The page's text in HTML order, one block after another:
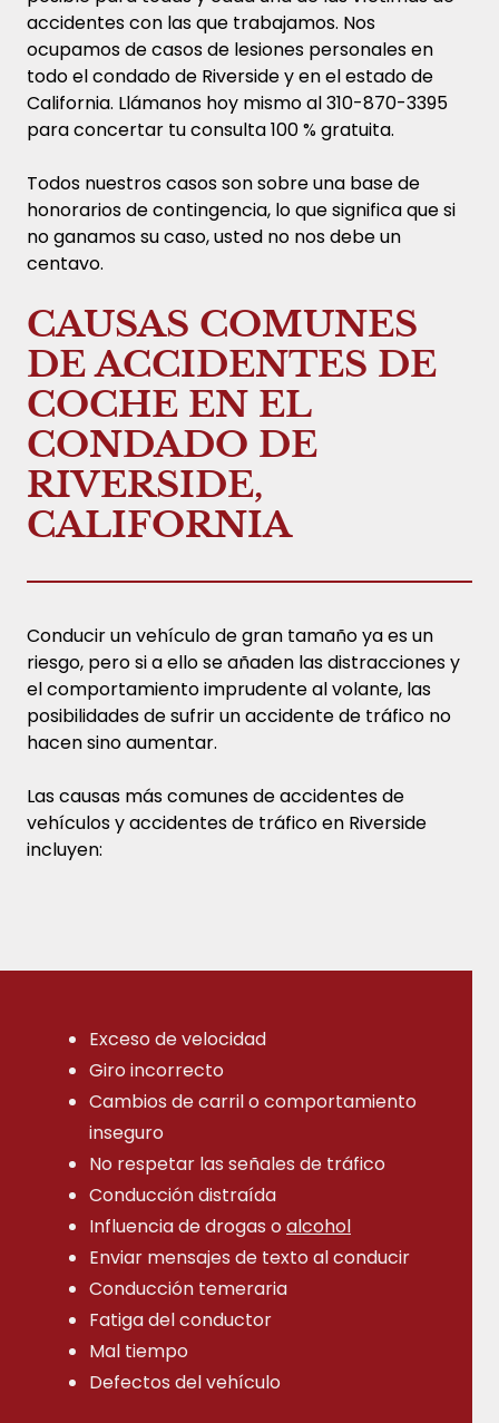
accidentes con las que trabajamos. Nos
ocupamos de casos de lesiones personales en
todo el condado de Riverside y en el estado de
California. Llámanos hoy mismo al 310-870-3395
para concertar tu consulta 100 % gratuita.
Todos nuestros casos son sobre una base de
honorarios de contingencia, lo que significa que si
no ganamos su caso, usted no nos debe un
centavo.
CAUSAS COMUNES
DE ACCIDENTES DE
COCHE EN EL
CONDADO DE
RIVERSIDE,
CALIFORNIA
Conducir un vehículo de gran tamaño ya es un
riesgo, pero si a ello se añaden las distracciones y
el comportamiento imprudente al volante, las
posibilidades de sufrir un accidente de tráfico no
hacen sino aumentar.
Las causas más comunes de accidentes de
vehículos y accidentes de tráfico en Riverside
incluyen:
Exceso de velocidad
Giro incorrecto
Cambios de carril o comportamiento
inseguro
No respetar las señales de tráfico
Conducción distraída
Influencia de drogas oalcohol
Enviar mensajes de texto al conducir
Conducción temeraria
Fatiga del conductor
Mal tiempo
Defectos del vehículo